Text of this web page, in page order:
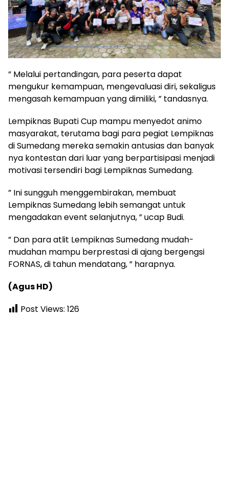
” Melalui pertandingan, para peserta dapat
mengukur kemampuan, mengevaluasi diri, sekaligus
mengasah kemampuan yang dimiliki, ” tandasnya.
Lempiknas Bupati Cup mampu menyedot animo
masyarakat, terutama bagi para pegiat Lempiknas
di Sumedang mereka semakin antusias dan banyak
nya kontestan dari luar yang berpartisipasi menjadi
motivasi tersendiri bagi Lempiknas Sumedang.
” Ini sungguh menggembirakan, membuat
Lempiknas Sumedang lebih semangat untuk
mengadakan event selanjutnya, ” ucap Budi.
” Dan para atlit Lempiknas Sumedang mudah-
mudahan mampu berprestasi di ajang bergengsi
FORNAS, di tahun mendatang, ” harapnya.
(Agus HD)
Post Views: 126